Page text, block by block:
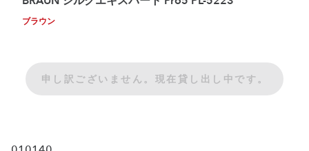
ブラウン
申し訳ございません。現在貸し出し中です。